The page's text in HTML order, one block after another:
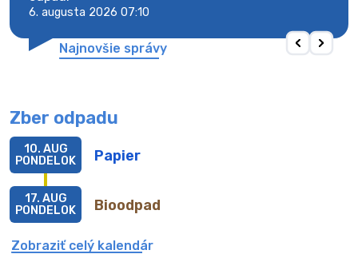
6. augusta 2026 07:10
Najnovšie správy
Zber odpadu
Papier
10. AUG
PONDELOK
Bioodpad
17. AUG
PONDELOK
Zobraziť celý kalendár